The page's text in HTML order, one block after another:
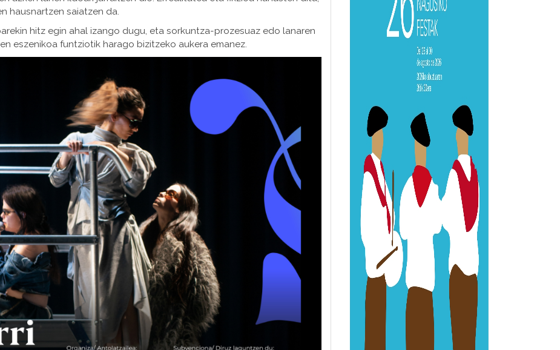
hausnartzen saiatzen da.
hitz egin ahal izango dugu, eta sorkuntza-prozesuaz edo lanaren
eszenikoa funtziotik harago bizitzeko aukera emanez.